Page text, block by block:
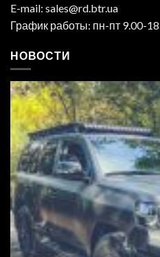
E-mail: sales@rd.btr.ua
График работы: пн-пт 9.00-
НОВОСТИ